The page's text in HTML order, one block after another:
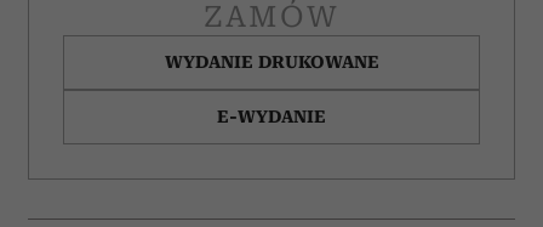
otrzymanymi od Ciebie lub uzyskanymi podczas
korzystania z ich usług.
ZAMÓW
WYDANIE DRUKOWANE
E-WYDANIE